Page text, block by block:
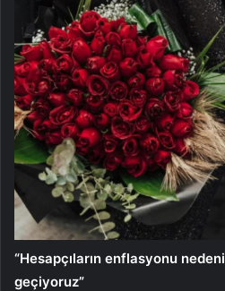
“Hesapçıların enflasyonu
geçiyoruz”